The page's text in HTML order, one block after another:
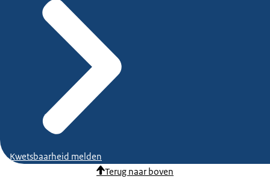
Kwetsbaarheid melden
Terug naar boven